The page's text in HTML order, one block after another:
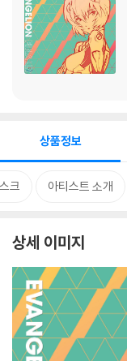
상품정보
크 아티스트 소개
상세 이미지